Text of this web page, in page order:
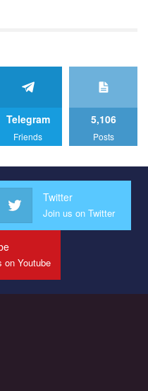
for the development of
help us implement our plan
the video.
команды "Гей-альянс
организации.
помочь нам реализовать
на почве
на наш канал YouTube
видео.
Telegram
Friends
5,106
Posts
Twitter
Join us on Twitter
on Youtube